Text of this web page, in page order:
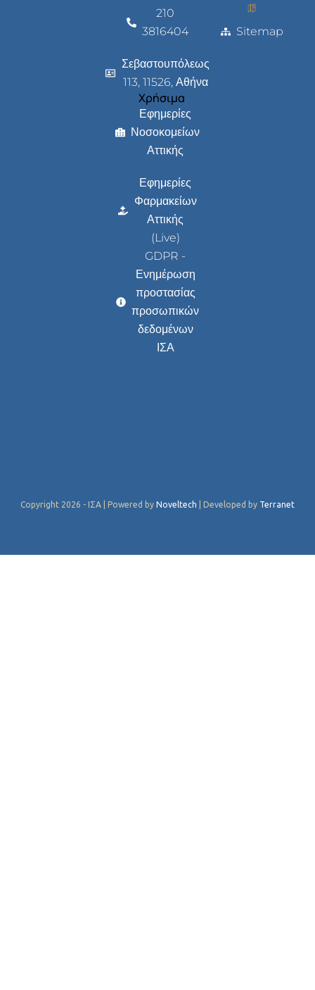
210
3816404
Σεβαστουπόλεως
113, 11526, Αθήνα
Χρήσιμα
Εφημερίες
Νοσοκομείων
Αττικής
Εφημερίες
Φαρμακείων
Αττικής
(Live)
GDPR -
Ενημέρωση
προστασίας
προσωπικών
δεδομένων
ΙΣΑ
Sitemap
Copyright 2026 - ΙΣΑ | Powered by Noveltech | Developed by Terranet